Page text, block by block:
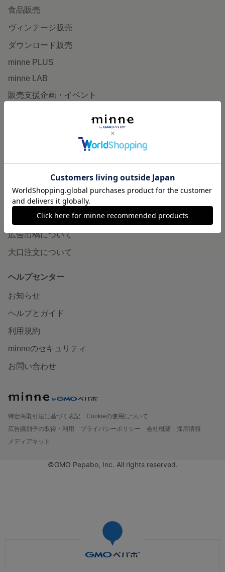
食品販売
ヴィンテージ販売
ダウンロード販売
minne PLUS
minne LAB
販売支援企画・イベント
minneとものづくりと
minneの本
企業の方へ
広告出稿について
大口注文について
ヘルプセンター
お知らせ
ヘルプとガイド
利用規約
minneのセキュリティ
お問い合わせ
特定商取引法に基づく表記
Cookieの使用について
広告識別子の取得・利用
プライバシーポリシー 会社概要
採用情報
メディアキット
©GMO Pepabo, Inc. All rights reserved.